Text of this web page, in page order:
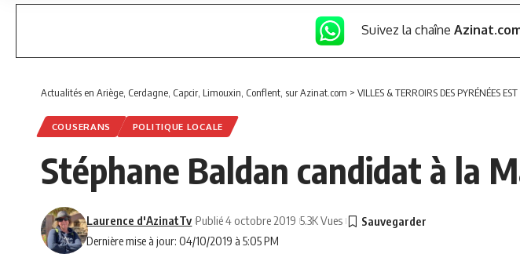
Suivez la chaîne
Actualités en Ariège, Cerdagne, Capcir, Limouxin, Conflent, sur Azinat.com > VILLES & TERROIRS DES PYRÉNÉES EST
COUSERANS POLITIQUE LOCALE
Stéphane Baldan candidat à la
Dernière mise à jour: 04/10/2019 à 5:05 PM
Laurence d'AzinatTv Publié 4 octobre 2019 5.3K Vues